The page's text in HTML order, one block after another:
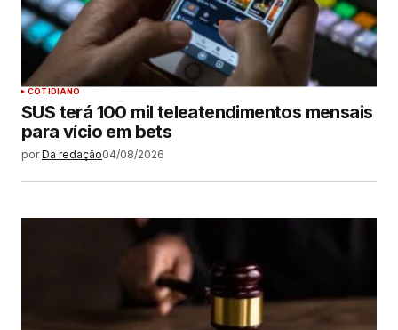
COTIDIANO
SUS terá 100 mil teleatendimentos mensais
para vício em bets
por Da redação04/08/2026